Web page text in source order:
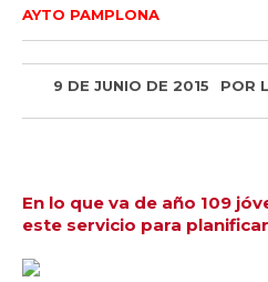
AYTO PAMPLONA
9 DE JUNIO DE 2015 POR
En lo que va de año 109
este servicio para